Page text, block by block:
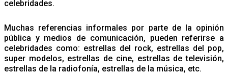
celebridades.
Muchas referencias informales por parte de la opinión
pública y medios de comunicación, pueden referirse a
celebridades como: estrellas del rock, estrellas del pop,
super modelos, estrellas de cine, estrellas de televisión,
estrellas de la radiofonía, estrellas de la música, etc.